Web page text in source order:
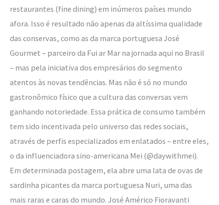
restaurantes (fine dining) em inúmeros países mundo
afora. Isso é resultado não apenas da altíssima qualidade
das conservas, como as da marca portuguesa José
Gourmet – parceiro da Fui ar Mar na jornada aqui no Brasil
– mas pela iniciativa dos empresários do segmento
atentos às novas tendências. Mas não é só no mundo
gastronômico físico que a cultura das conversas vem
ganhando notoriedade. Essa prática de consumo também
tem sido incentivada pelo universo das redes sociais,
através de perfis especializados em enlatados – entre eles,
o da influenciadora sino-americana Mei (@daywithmei).
Em determinada postagem, ela abre uma lata de ovas de
sardinha picantes da marca portuguesa Nuri, uma das
mais raras e caras do mundo. José Américo Fioravanti